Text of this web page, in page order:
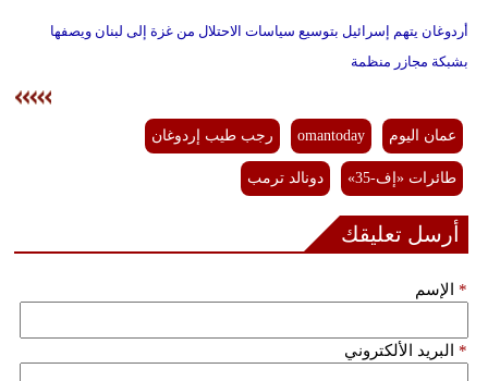
أردوغان يتهم إسرائيل بتوسيع سياسات الاحتلال من غزة إلى لبنان ويصفها
بشبكة مجازر منظمة
عمان اليوم omantoday رجب طيب إردوغان
طائرات «إف-35» دونالد ترمب
أرسل تعليقك
الإسم *
البريد الألكتروني *